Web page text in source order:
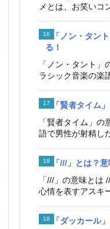
メとは、お笑いコ
「ノン・タン
る！
「ノン・タント
ラシック音楽の楽
「賢者タイム
「賢者タイム」
語で男性が射精し
「///」とは？
「///」の意味とは
心情を表すアスキ
「ダッカール